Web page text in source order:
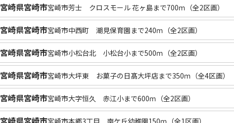
宮崎県宮崎市宮崎市芳士 クロスモール 花ヶ島まで700ｍ（全2区画）
宮崎県宮崎市宮崎市中西町 潮見保育園まで240ｍ（全2区画）
宮崎県宮崎市宮崎市小松台北 小松台小まで500ｍ（全2区画）
宮崎県宮崎市宮崎市大坪東 お菓子の日髙大坪店まで350ｍ（全4区画）
宮崎県宮崎市宮崎市大字恒久 赤江小まで600ｍ（全2区画）
宮崎県宮崎市宮崎市本郷3丁目 南ケ丘幼稚園150ｍ（全1区画）